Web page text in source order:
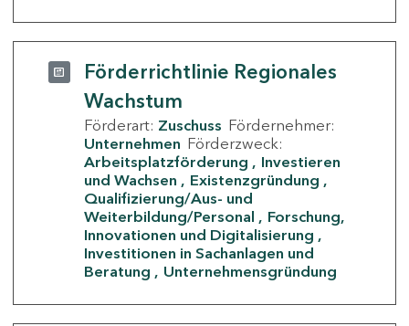
Förderrichtlinie Regionales
Wachstum
Förderart: Zuschuss Fördernehmer:
Unternehmen Förderzweck:
Arbeitsplatzförderung
Investieren
und Wachsen
Existenzgründung
Qualifizierung/Aus- und
Weiterbildung/Personal
Forschung,
Innovationen und Digitalisierung
Investitionen in Sachanlagen und
Beratung
Unternehmensgründung